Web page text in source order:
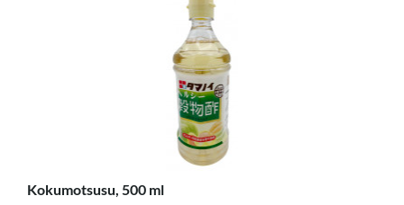
Kokumotsusu, 500 ml